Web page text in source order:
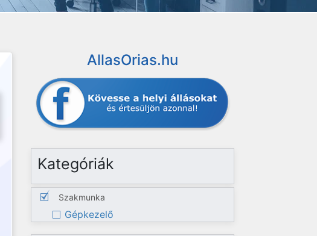
AllasOrias.hu
Kategóriák
Szakmunka
Gépkezelő